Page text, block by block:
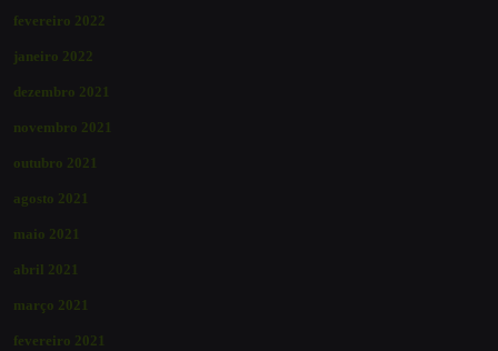
fevereiro 2022
janeiro 2022
dezembro 2021
novembro 2021
outubro 2021
agosto 2021
maio 2021
abril 2021
março 2021
fevereiro 2021